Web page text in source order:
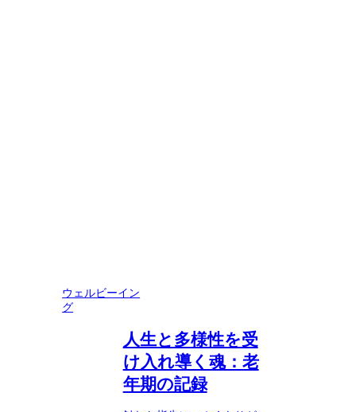
ウェルビーイン
グ
人生と多様性を受
け入れ導く魂：老
年期の記録